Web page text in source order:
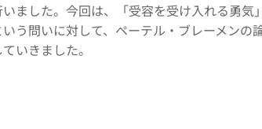
ました。今回は、「受容を受け入れる勇気
う問いに対して、ペーテル・ブレーメンの
いきました。